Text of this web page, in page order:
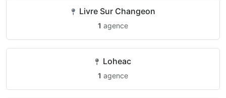
Livre Sur Changeon
1 agence
Loheac
1 agence